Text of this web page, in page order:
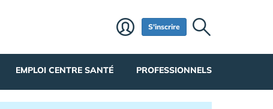
S'inscrire
EMPLOI CENTRE SANTÉ PROFESSIONNELS